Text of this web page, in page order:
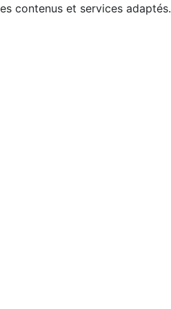
contenus et services adaptés.